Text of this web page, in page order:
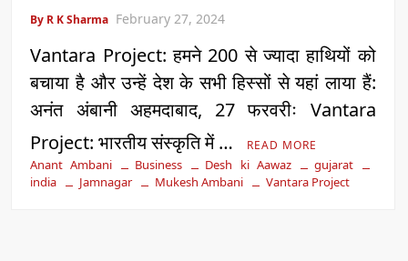
By R K Sharma February 27, 2024
Vantara Project: हमने 200 से ज्यादा हाथियों को
बचाया है और उन्हें देश के सभी हिस्सों से यहां लाया हैं:
अनंत अंबानी अहमदाबाद, 27 फरवरीः Vantara
Project: भारतीय संस्कृति में …
READ MORE
Anant Ambani Business Desh ki Aawaz
gujarat
india
Jamnagar Mukesh Ambani Vantara Project